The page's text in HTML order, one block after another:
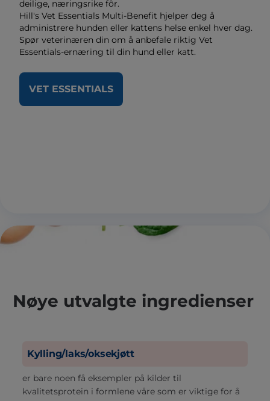
deilige, næringsrike fôr.
Hill's Vet Essentials Multi-Benefit hjelper deg å
administrere hunden eller kattens helse enkel hver dag.
Spør veterinæren din om å anbefale riktig Vet
Essentials-ernæring til din hund eller katt.
VET ESSENTIALS
Nøye utvalgte ingredienser
Kylling/laks/oksekjøtt
er bare noen få eksempler på kilder til
kvalitetsprotein i formlene våre som er viktige for å